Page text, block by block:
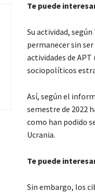
Te puede
Su actividad, según
permanecer sin
actividades de
sociopolíticos
Así, según el
semestre de 2022
como han podido
Ucrania.
Te puede
Sin embargo, los